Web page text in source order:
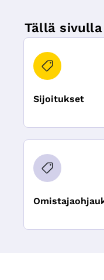
Tällä sivulla
Sijoitukset